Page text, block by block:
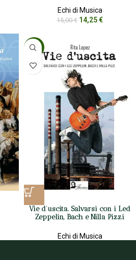
Echi di Musica
15,00€ 14,25€
-5%
Vie d’uscita. Salvarsi con i Led
Zeppelin, Bach e Nilla Pizzi
Echi di Musica